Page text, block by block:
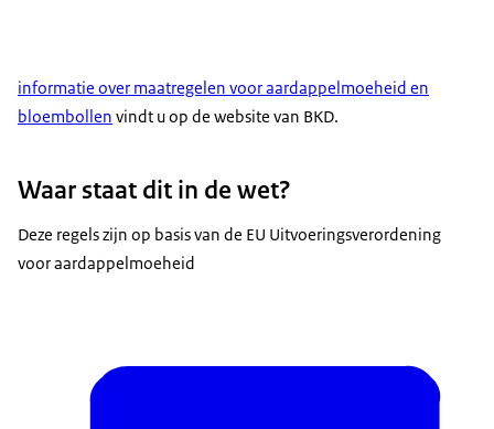
informatie over maatregelen voor aardappelmoeheid en
bloembollen vindt u op de website van BKD.
Waar staat dit in de wet?
Deze regels zijn op basis van de EU Uitvoeringsverordening
voor aardappelmoeheid